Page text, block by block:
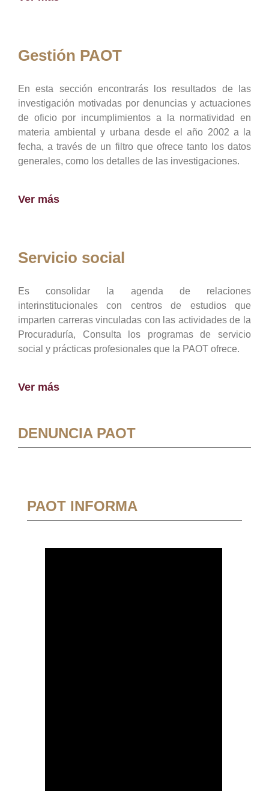
Gestión PAOT
En esta sección encontrarás los resultados de las
investigación motivadas por denuncias y actuaciones
de oficio por incumplimientos a la normatividad en
materia ambiental y urbana desde el año 2002 a la
fecha, a través de un filtro que ofrece tanto los datos
generales, como los detalles de las investigaciones.
Ver más
Servicio social
Es consolidar la agenda de relaciones
interinstitucionales con centros de estudios que
imparten carreras vinculadas con las actividades de la
Procuraduría, Consulta los programas de servicio
social y prácticas profesionales que la PAOT ofrece.
Ver más
DENUNCIA PAOT
PAOT INFORMA